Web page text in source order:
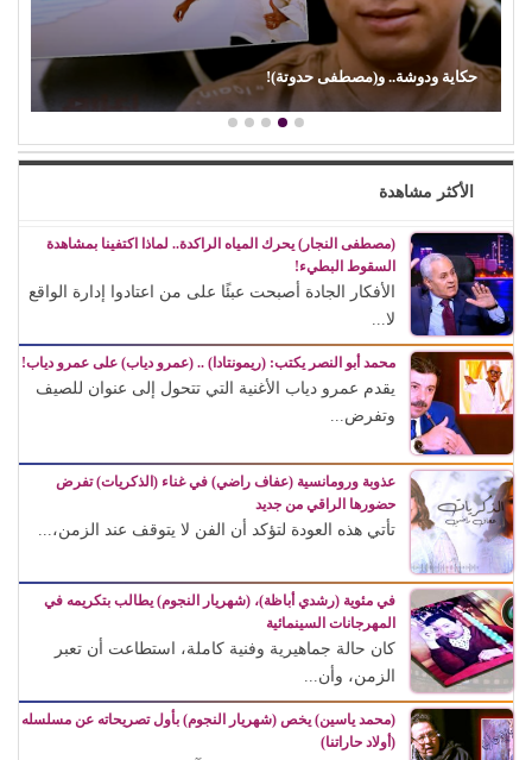
حكاية ودوشة.. و(مصطفى حدوتة)!
الأكثر مشاهدة
(مصطفى النجار) يحرك المياه الراكدة.. لماذا اكتفينا بمشاهدة
السقوط البطيء!
الأفكار الجادة أصبحت عبئًا على من اعتادوا إدارة الواقع
لا...
محمد أبو النصر يكتب: (ريمونتادا) .. (عمرو دياب) على عمرو دياب!
يقدم عمرو دياب الأغنية التي تتحول إلى عنوان للصيف
وتفرض...
عذوبة ورومانسية (عفاف راضي) في غناء (الذكريات) تفرض
حضورها الراقي من جديد
تأتي هذه العودة لتؤكد أن الفن لا يتوقف عند الزمن،...
في مئوية (رشدي أباظة)، (شهريار النجوم) يطالب بتكريمه في
المهرجانات السينمائية
كان حالة جماهيرية وفنية كاملة، استطاعت أن تعبر
الزمن، وأن...
(محمد ياسين) يخص (شهريار النجوم) بأول تصريحاته عن مسلسله
(أولاد حاراتنا)